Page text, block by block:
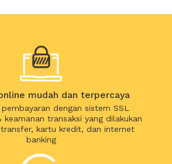
mudah dan terpercaya
dengan sistem SSL
keamanan transaksi yang dilakukan
kartu kredit, dan internet
banking